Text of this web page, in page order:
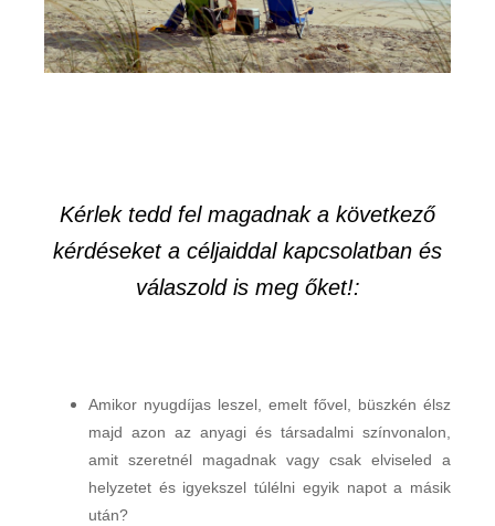
Kérlek tedd fel magadnak a következő
kérdéseket a céljaiddal kapcsolatban és
válaszold is meg őket!:
Amikor nyugdíjas leszel, emelt fővel, büszkén élsz
majd azon az anyagi és társadalmi színvonalon,
amit szeretnél magadnak vagy csak elviseled a
helyzetet és igyekszel túlélni egyik napot a másik
után?